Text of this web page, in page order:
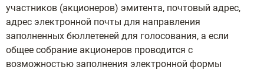
участников (акционеров) эмитента, почтовый адрес,
адрес электронной почты для направления
заполненных бюллетеней для голосования, а если
общее собрание акционеров проводится с
возможностью заполнения электронной формы